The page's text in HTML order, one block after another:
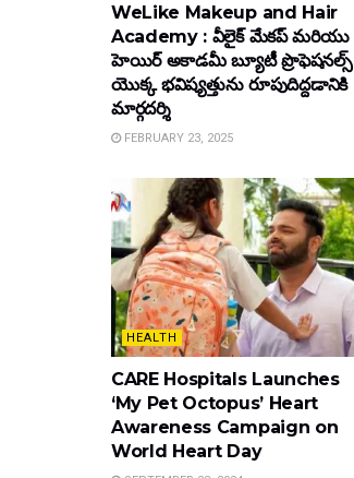
WeLike Makeup and Hair
Academy : వీలైక్ మేకప్ మరియు
హెయిర్ అకాడమీ బ్యూటీ ప్రొఫెషనల్స్
యొక్క భవిష్యత్తును రూపుదిద్దడానికి
మార్గదర్శి
FEBRUARY 23, 2025
HEALTH
CARE Hospitals Launches
‘My Pet Octopus’ Heart
Awareness Campaign on
World Heart Day